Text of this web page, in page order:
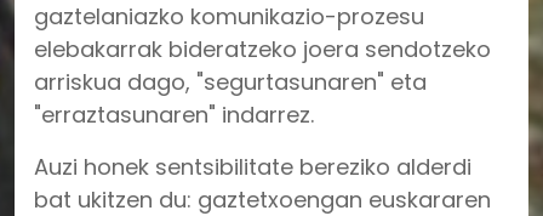
gaztelaniazko komunikazio-prozesu
elebakarrak bideratzeko joera sendotzeko
arriskua dago, "segurtasunaren" eta
"erraztasunaren" indarrez.
Auzi honek sentsibilitate bereziko alderdi
bat ukitzen du: gaztetxoengan euskararen